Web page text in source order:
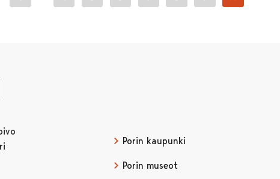
page
Porin kaupunki
Porin museot